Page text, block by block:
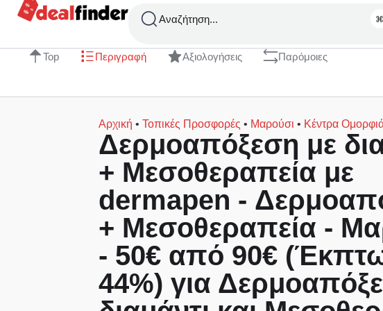
Αναζήτηση...
Top Περιγραφή Αξιολογήσεις Παρόμοιες
Αρχική • Τοπικές Προσφορές • Μαρούσι • Κέντρα
Δερμοαπόξεση με
+ Μεσοθεραπεία με
dermapen -
+ Μεσοθεραπεία -
- 50€ από 90€
44%) για